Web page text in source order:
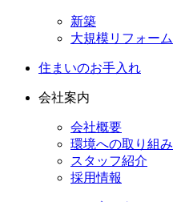
新築
大規模リフォーム
住まいのお手入れ
会社案内
会社概要
環境への取り組み
スタッフ紹介
採用情報